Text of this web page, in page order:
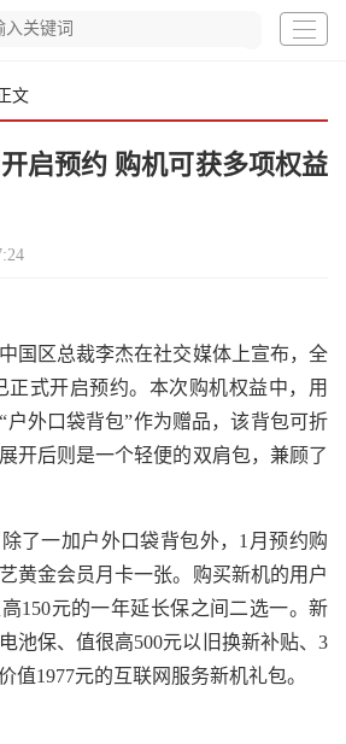
文
启预约 购机可获多项权益
区总裁李杰在社交媒体上宣布，全
正式开启预约。本次购机权益中，用
户外口袋背包”作为赠品，该背包可折
开后则是一个轻便的双肩包，兼顾了
一加户外口袋背包外，1月预约购
黄金会员月卡一张。购买新机的用户
150元的一年延长保之间二选一。新
池保、值很高500元以旧换新补贴、3
值1977元的互联网服务新机礼包。